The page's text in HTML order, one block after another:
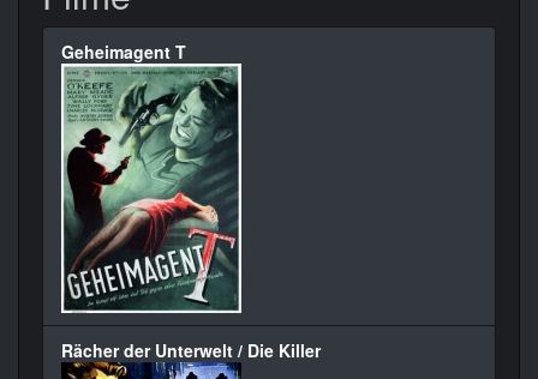
Geheimagent T
Rächer der Unterwelt / Die Killer